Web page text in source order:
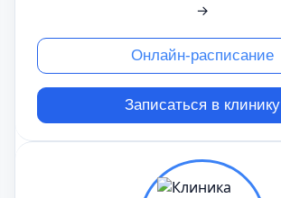
→
Онлайн-расписание
Записаться в клинику